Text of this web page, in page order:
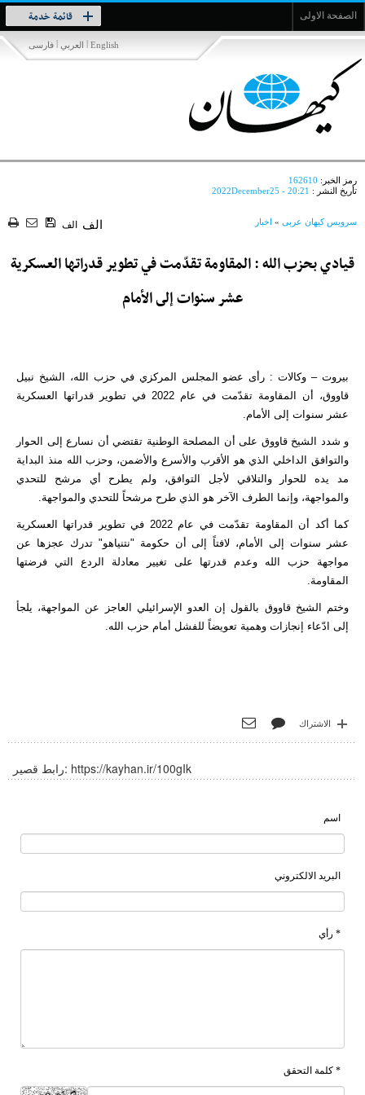
الصفحة الاولى قائمة خدمة
Toggle
navigation
فارسی | العربي | English
رمز الخبر: 162610
تأريخ النشر : 2022December25 - 20:21
سرویس کیهان عربی » اخبار الف الف
قيادي بحزب الله : المقاومة تقدّمت في تطوير قدراتها العسكرية
عشر سنوات إلى الأمام
بيروت – وكالات : رأى عضو المجلس المركزي في حزب الله، الشيخ نبيل
قاووق، أن المقاومة تقدّمت في عام 2022 في تطوير قدراتها العسكرية
عشر سنوات إلى الأمام.
و شدد الشيخ قاووق على أن المصلحة الوطنية تقتضي أن نسارع إلى الحوار
والتوافق الداخلي الذي هو الأقرب والأسرع والأضمن، وحزب الله منذ البداية
مد يده للحوار والتلاقي لأجل التوافق، ولم يطرح أي مرشح للتحدي
والمواجهة، وإنما الطرف الآخر هو الذي طرح مرشحاً للتحدي والمواجهة.
كما أكد أن المقاومة تقدّمت في عام 2022 في تطوير قدراتها العسكرية
عشر سنوات إلى الأمام، لافتاً إلى أن حكومة "نتنياهو" تدرك عجزها عن
مواجهة حزب الله وعدم قدرتها على تغيير معادلة الردع التي فرضتها
المقاومة.
وختم الشيخ قاووق بالقول إن العدو الإسرائيلي العاجز عن المواجهة، يلجأ
إلى ادّعاء إنجازات وهمية تعويضاً للفشل أمام حزب الله.
الاشتراك
رابط قصير: https://kayhan.ir/100gIk
اسم
البريد الالكتروني
* رأي
* كلمة التحقق